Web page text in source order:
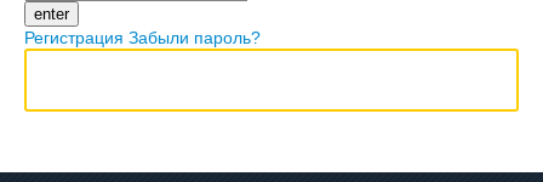
Регистрация Забыли пароль?